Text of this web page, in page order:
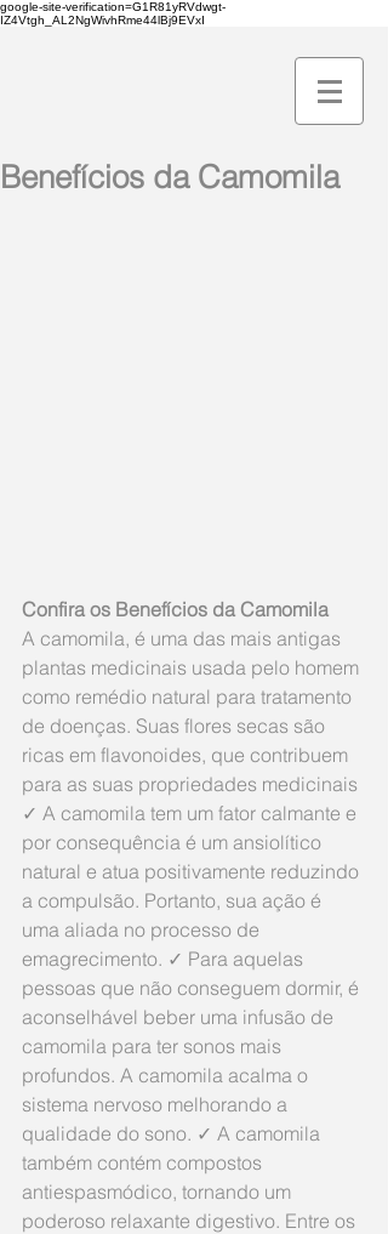
google-site-verification=G1R81yRVdwgt-
IZ4Vtgh_AL2NgWivhRme44lBj9EVxI
Benefícios da Camomila
Confira os Benefícios da Camomila
A camomila, é uma das mais antigas
plantas medicinais usada pelo homem
como remédio natural para tratamento
de doenças. Suas flores secas são
ricas em flavonoides, que contribuem
para as suas propriedades medicinais
✓ A camomila tem um fator calmante e
por consequência é um ansiolítico
natural e atua positivamente reduzindo
a compulsão. Portanto, sua ação é
uma aliada no processo de
emagrecimento. ✓ Para aquelas
pessoas que não conseguem dormir, é
aconselhável beber uma infusão de
camomila para ter sonos mais
profundos. A camomila acalma o
sistema nervoso melhorando a
qualidade do sono. ✓ A camomila
também contém compostos
antiespasmódico, tornando um
poderoso relaxante digestivo. Entre os